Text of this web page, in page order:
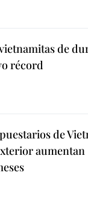
de
récord
de
aumentan